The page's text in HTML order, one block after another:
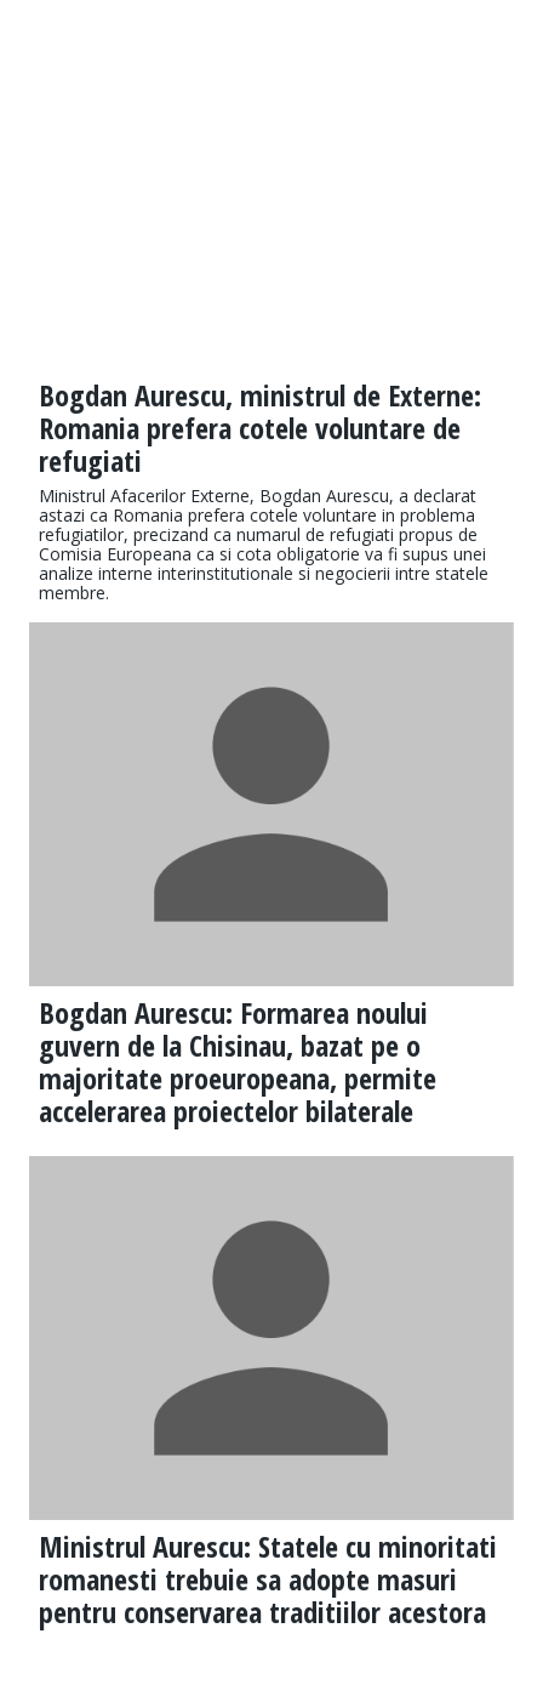
Bogdan Aurescu, ministrul de Externe:
Romania prefera cotele voluntare de
refugiati
Ministrul Afacerilor Externe, Bogdan Aurescu, a declarat
astazi ca Romania prefera cotele voluntare in problema
refugiatilor, precizand ca numarul de refugiati propus de
Comisia Europeana ca si cota obligatorie va fi supus unei
analize interne interinstitutionale si negocierii intre statele
membre.
Bogdan Aurescu: Formarea noului
guvern de la Chisinau, bazat pe o
majoritate proeuropeana, permite
accelerarea proiectelor bilaterale
Ministrul Aurescu: Statele cu minoritati
romanesti trebuie sa adopte masuri
pentru conservarea traditiilor acestora